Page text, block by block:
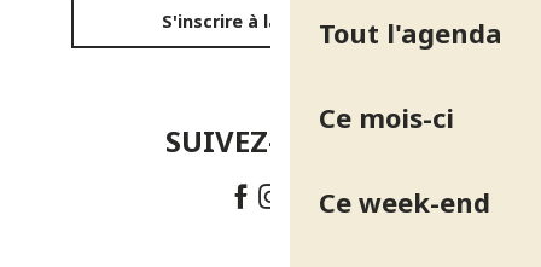
Tout l'agenda
Ce mois-ci
Ce week-end
S'inscrire à la newsletter
SUIVEZ-NOUS !